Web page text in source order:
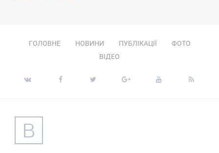
ГОЛОВНЕ НОВИНИ ПУБЛІКАЦІЇ
ФОТО
ВІДЕО